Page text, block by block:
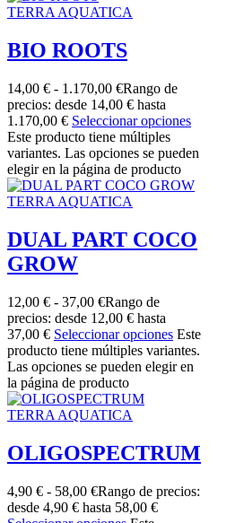
TERRA AQUATICA
BIO ROOTS
14,00 € - 1.170,00 €Rango de
precios: desde 14,00 € hasta
1.170,00 € Seleccionar opciones
Este producto tiene múltiples
variantes. Las opciones se pueden
elegir en la página de producto
TERRA AQUATICA
DUAL PART COCO
GROW
12,00 € - 37,00 €Rango de
precios: desde 12,00 € hasta
37,00 € Seleccionar opciones Este
producto tiene múltiples variantes.
Las opciones se pueden elegir en
la página de producto
TERRA AQUATICA
OLIGOSPECTRUM
4,90 € - 58,00 €Rango de precios:
desde 4,90 € hasta 58,00 €